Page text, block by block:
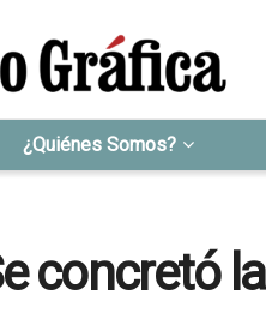
¿Quiénes Somos?
concretó